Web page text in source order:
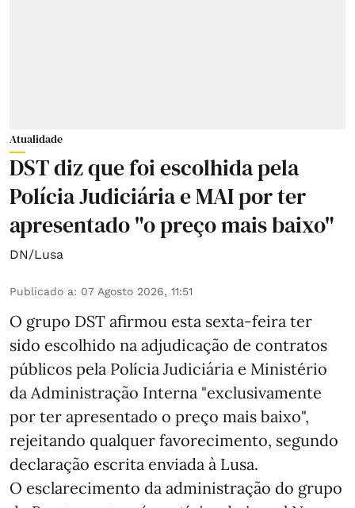
Atualidade
DST diz que foi escolhida pela
Polícia Judiciária e MAI por ter
apresentado "o preço mais baixo"
DN/Lusa
Publicado a: 07 Agosto 2026, 11:51
O grupo DST afirmou esta sexta-feira ter
sido escolhido na adjudicação de contratos
públicos pela Polícia Judiciária e Ministério
da Administração Interna "exclusivamente
por ter apresentado o preço mais baixo",
rejeitando qualquer favorecimento, segundo
declaração escrita enviada à Lusa.
O esclarecimento da administração do grupo